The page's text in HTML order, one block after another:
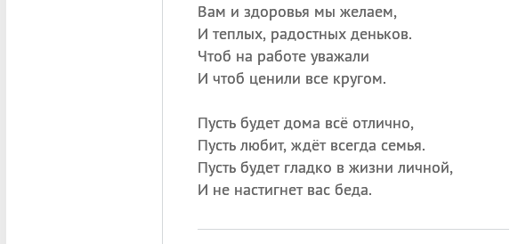
Вам и здоровья мы желаем,
И теплых, радостных деньков.
Чтоб на работе уважали
И чтоб ценили все кругом.
Пусть будет дома всё отлично,
Пусть любит, ждёт всегда семья.
Пусть будет гладко в жизни личной,
И не настигнет вас беда.